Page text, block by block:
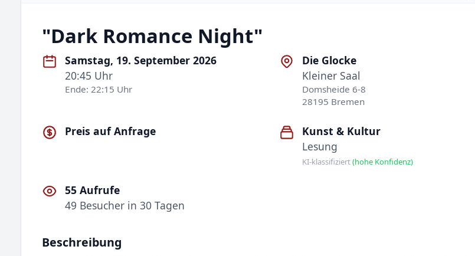
"Dark Romance Night"
Samstag, 19. September 2026
20:45 Uhr
Ende: 22:15 Uhr
Die Glocke
Kleiner Saal
Domsheide 6-8
28195 Bremen
Preis auf Anfrage
Kunst & Kultur
Lesung
KI-klassifiziert(hohe Konfidenz)
55 Aufrufe
49 Besucher in 30 Tagen
Beschreibung